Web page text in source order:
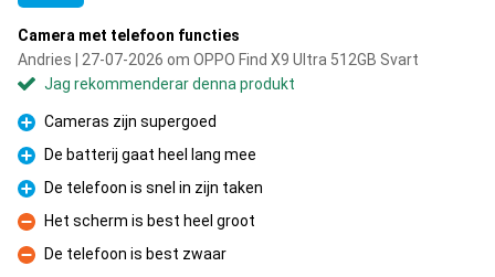
Camera met telefoon functies
Andries | 27-07-2026 om OPPO Find X9 Ultra 512GB Svart
Jag rekommenderar denna produkt
Fördelar
Cameras zijn supergoed
Fördelar
De batterij gaat heel lang mee
Fördelar
De telefoon is snel in zijn taken
Nackdelar
Het scherm is best heel groot
Nackdelar
De telefoon is best zwaar